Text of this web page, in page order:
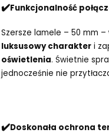
✔️Funkcjonalność
Szersze lamele – 50 mm –
luksusowy charakter i
oświetlenia. Świetnie
jednocześnie nie
✔️Doskonała ochrona